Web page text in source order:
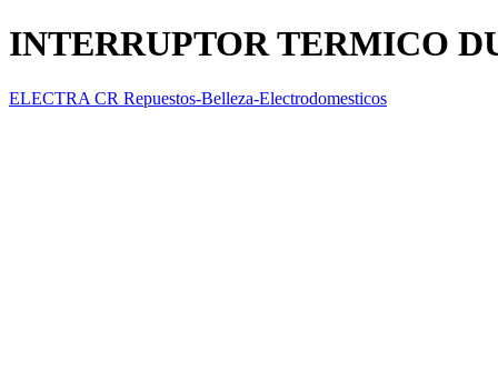
INTERRUPTOR TERMICO
ELECTRA CR Repuestos-Belleza-Electrodomesticos